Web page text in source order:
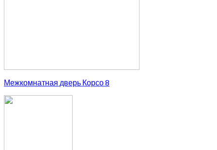
Межкомнатная дверь Корсо 8